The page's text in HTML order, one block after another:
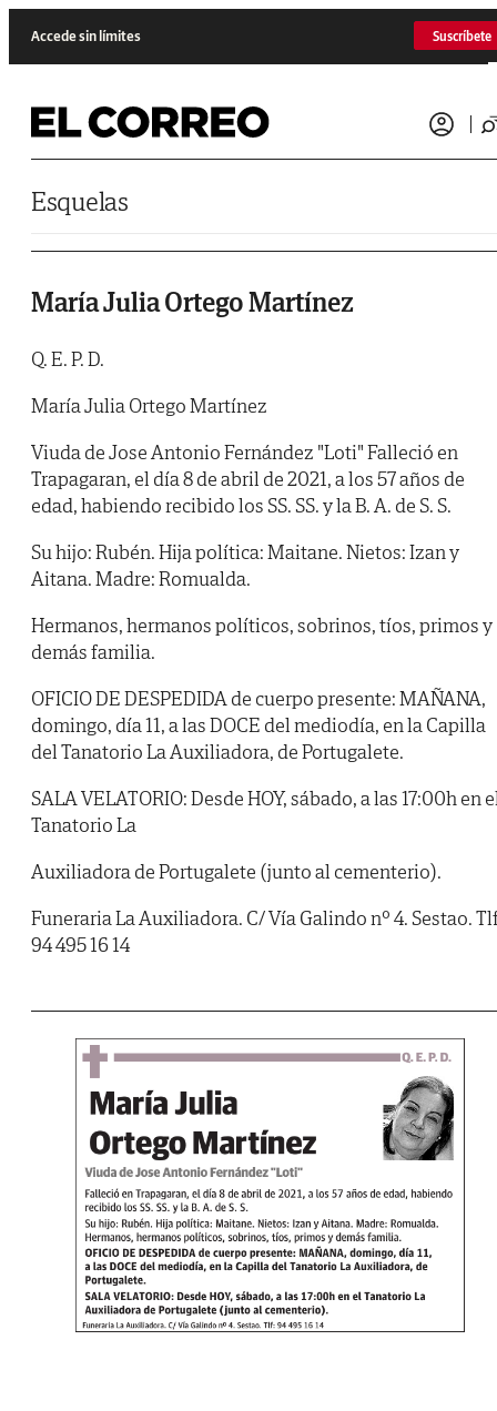
Accede sin límites Suscríbete
Esquelas
María Julia Ortego Martínez
Q. E. P. D.
María Julia Ortego Martínez
Viuda de Jose Antonio Fernández "Loti" Falleció en
Trapagaran, el día 8 de abril de 2021, a los 57 años de
edad, habiendo recibido los SS. SS. y la B. A. de S. S.
Su hijo: Rubén. Hija política: Maitane. Nietos: Izan y
Aitana. Madre: Romualda.
Hermanos, hermanos políticos, sobrinos, tíos, primos y
demás familia.
OFICIO DE DESPEDIDA de cuerpo presente: MAÑANA,
domingo, día 11, a las DOCE del mediodía, en la Capilla
del Tanatorio La Auxiliadora, de Portugalete.
SALA VELATORIO: Desde HOY, sábado, a las 17:00h en
Tanatorio La
Auxiliadora de Portugalete (junto al cementerio).
Funeraria La Auxiliadora. C/ Vía Galindo nº 4. Sestao.
94 495 16 14